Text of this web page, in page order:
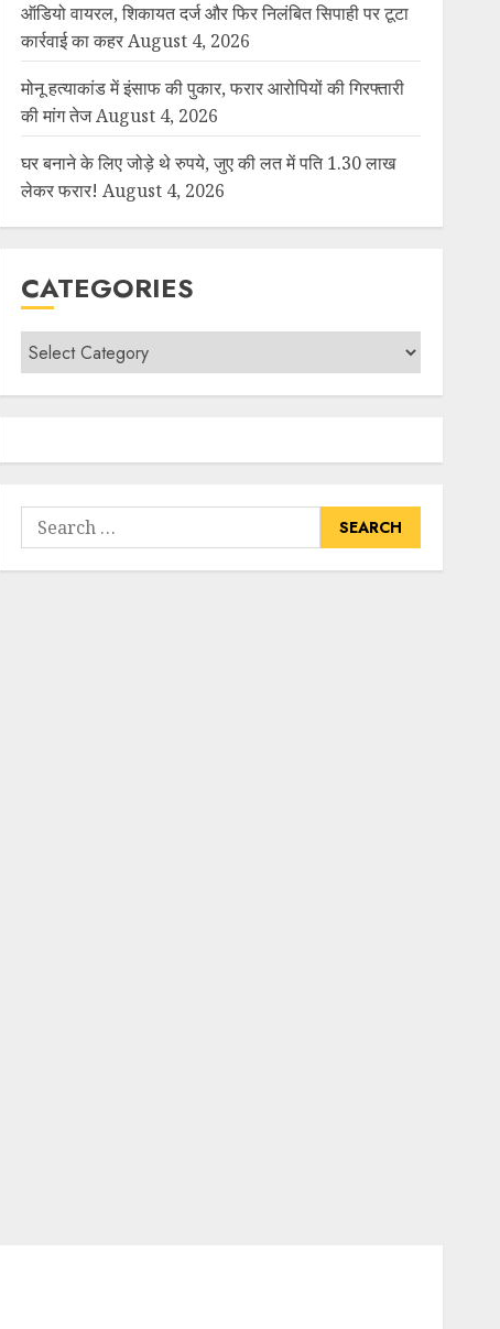
ऑडियो वायरल, शिकायत दर्ज और फिर निलंबित सिपाही पर टूटा
कार्रवाई का कहर August 4, 2026
मोनू हत्याकांड में इंसाफ की पुकार, फरार आरोपियों की गिरफ्तारी
की मांग तेज August 4, 2026
घर बनाने के लिए जोड़े थे रुपये, जुए की लत में पति 1.30 लाख
लेकर फरार! August 4, 2026
CATEGORIES